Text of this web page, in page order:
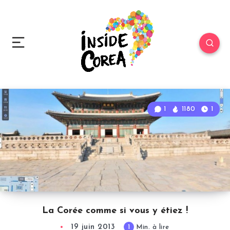
La Corée comme si vous y étiez !
1 1180 1
19 juin 2013 1 Min. à lire